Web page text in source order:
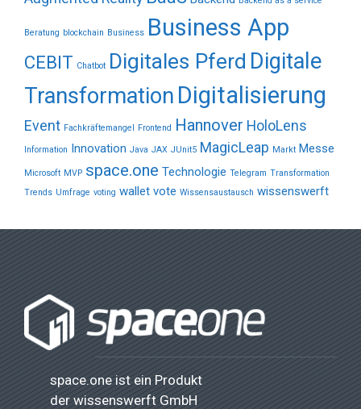
Beratung blockchain Business Business App
CEBIT Chatbot Digitales Pferd Digitale
Transformation Digitalisierung
Event Fachkräftemangel Frontend Hannover HoloLens
Information Innovation Java JAX JUnit5 MagicLeap Markt Messe
Microsoft MVP space.one Technologie Telegram Transformation
Trends Umfrage voting wallet vote Wissensaustausch wissenswerft
space.one ist ein Produkt
derwissenswerft GmbH